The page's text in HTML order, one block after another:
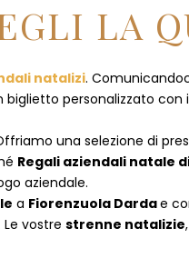
LA
natalizi.
personalizzato con
una selezione di
Regali aziendali natale
aziendale.
a Fiorenzuola Dardae
vostre strenne natalizie